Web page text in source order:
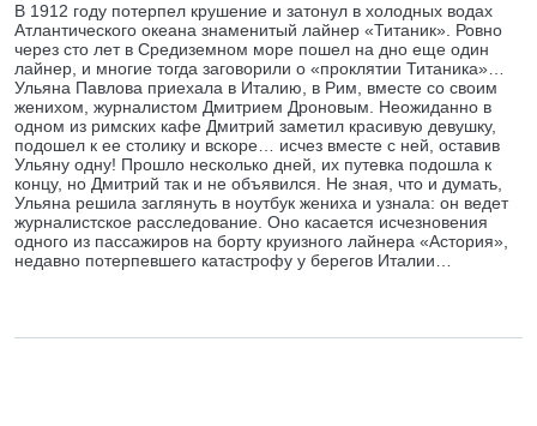
В 1912 году потерпел крушение и затонул в холодных водах
Атлантического океана знаменитый лайнер «Титаник». Ровно
через сто лет в Средиземном море пошел на дно еще один
лайнер, и многие тогда заговорили о «проклятии Титаника»…
Ульяна Павлова приехала в Италию, в Рим, вместе со своим
женихом, журналистом Дмитрием Дроновым. Неожиданно в
одном из римских кафе Дмитрий заметил красивую девушку,
подошел к ее столику и вскоре… исчез вместе с ней, оставив
Ульяну одну! Прошло несколько дней, их путевка подошла к
концу, но Дмитрий так и не объявился. Не зная, что и думать,
Ульяна решила заглянуть в ноутбук жениха и узнала: он ведет
журналистское расследование. Оно касается исчезновения
одного из пассажиров на борту круизного лайнера «Астория»,
недавно потерпевшего катастрофу у берегов Италии…